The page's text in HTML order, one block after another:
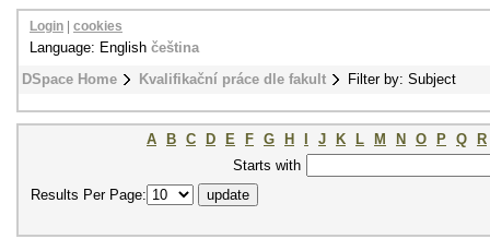
DSpace Home Kvalifikační práce dle fakult Filter by: Subject
Login cookies
Language: English čeština
A B C D E F G H J K L M N O P Q
R
Starts with
Results Per Page: